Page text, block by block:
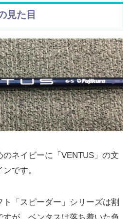
見た目
ネイビーに「VENTUS」の文
です。
「スピーダー」シリーズは割
すが、ベンタスは落ち着いた色